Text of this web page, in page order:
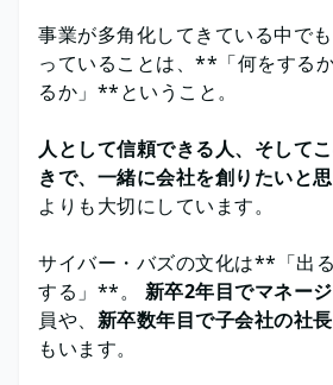
事業が多角化してきている中で
っていることは、**「何をする
るか」**ということ。
人として信頼できる人、そして
きで、一緒に会社を創りたいと
よりも大切にしています。
サイバー・バズの文化は**「出
する」**。 新卒2年目でマネー
員や、 新卒数年目で子会社の社長
もいます。